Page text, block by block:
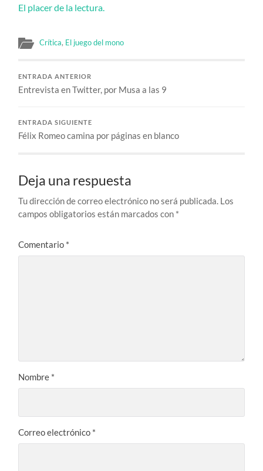
El placer de la lectura.
Crítica, El juego del mono
ENTRADA ANTERIOR
Entrevista en Twitter, por Musa a las 9
ENTRADA SIGUIENTE
Félix Romeo camina por páginas en blanco
Deja una respuesta
Tu dirección de correo electrónico no será publicada. Los
campos obligatorios están marcados con *
Comentario *
Nombre *
Correo electrónico *